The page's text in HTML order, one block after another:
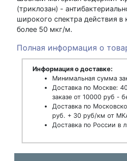
(триклозан) -
широкого спектра действия в
более 50 мкг/м.
Полная информация о
Информация о доставке:
Минимальная сумма
Доставка по Москве:
заказе от 10000 руб -
Доставка по
руб. + 30 руб/км от
Доставка по России в